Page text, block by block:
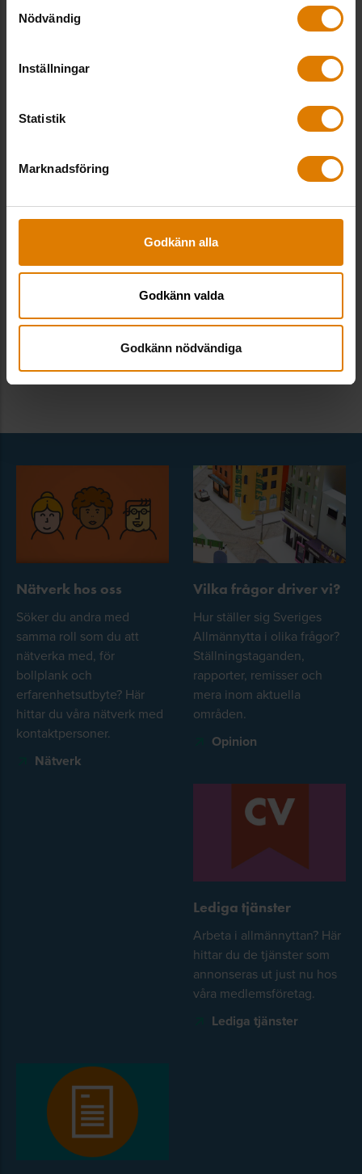
Nödvändig
Inställningar
Statistik
Marknadsföring
Godkänn alla
Godkänn valda
Godkänn nödvändiga
Allmännyttan Akademi
Webbshop
Behandling av personuppgifter
Cookie-inställningar
Nätverk hos oss
Söker du andra med
samma roll som du att
nätverka med, för
bollplank och
erfarenhetsutbyte? Här
hittar du våra nätverk med
kontaktpersoner.
Nätverk
Vilka frågor driver vi?
Hur ställer sig Sveriges
Allmännytta i olika frågor?
Ställningstaganden,
rapporter, remisser och
mera inom aktuella
områden.
Opinion
Lediga tjänster
Arbeta i allmännyttan? Här
hittar du de tjänster som
annonseras ut just nu hos
våra medlemsföretag.
Lediga tjänster